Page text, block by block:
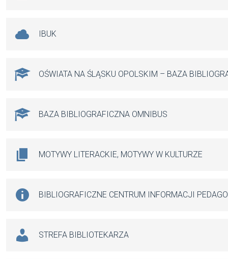
IBUK
OŚWIATA NA ŚLĄSKU OPOLSKIM – BAZA
BAZA BIBLIOGRAFICZNA OMNIBUS
MOTYWY LITERACKIE, MOTYWY W KULTURZE
BIBLIOGRAFICZNE CENTRUM INFORMACJI
STREFA BIBLIOTEKARZA